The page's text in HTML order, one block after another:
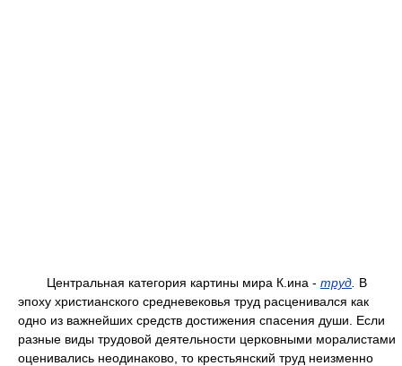
Центральная категория картины мира К.ина - труд В
эпоху христианского средневековья труд расценивался как
одно из важнейших средств достижения спасения души. Если
разные виды трудовой деятельности церковными моралистами
оценивались неодинаково, то крестьянский труд неизменно